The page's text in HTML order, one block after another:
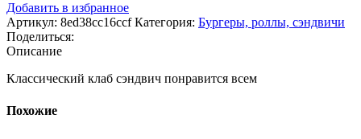
Добавить в избранное
Артикул: 8ed38cc16ccfКатегория: Бургеры, роллы, сэндвичи
Поделиться:
Описание
Классический клаб сэндвич понравится всем
Похожие